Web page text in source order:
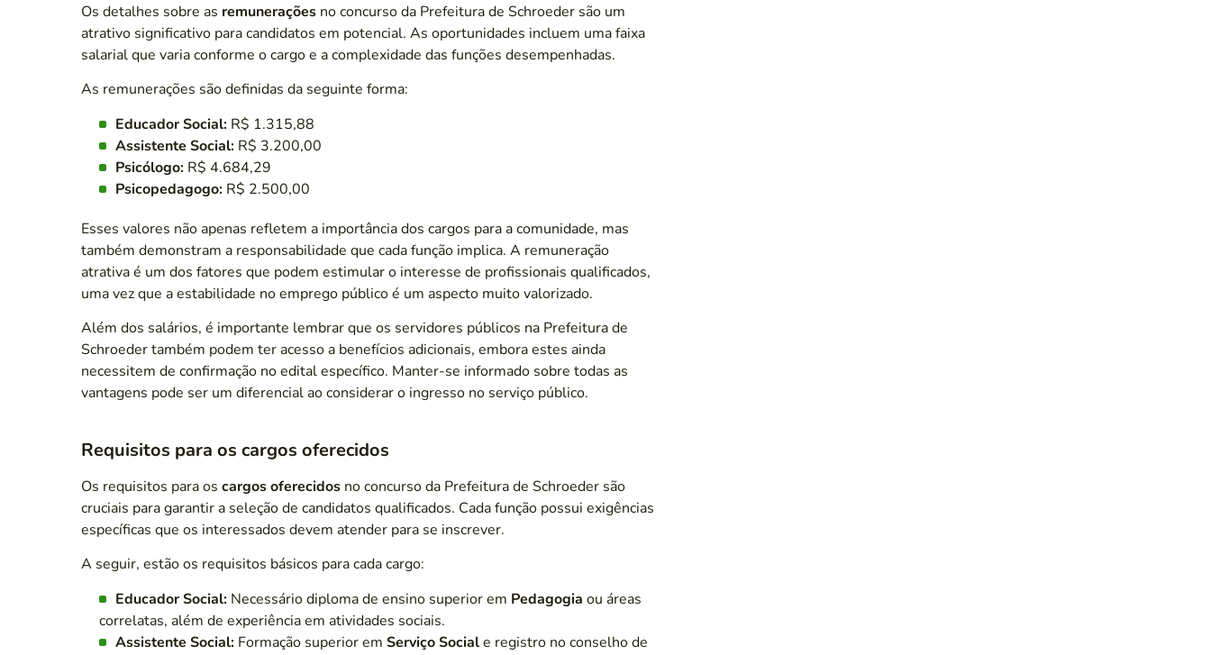
Os detalhes sobre as remunerações no concurso da Prefeitura de Schroeder são um
atrativo significativo para candidatos em potencial. As oportunidades incluem uma faixa
salarial que varia conforme o cargo e a complexidade das funções desempenhadas.
As remunerações são definidas da seguinte forma:
Educador Social: R$ 1.315,88
Assistente Social: R$ 3.200,00
Psicólogo: R$ 4.684,29
Psicopedagogo: R$ 2.500,00
Esses valores não apenas refletem a importância dos cargos para a comunidade, mas
também demonstram a responsabilidade que cada função implica. A remuneração
atrativa é um dos fatores que podem estimular o interesse de profissionais qualificados,
uma vez que a estabilidade no emprego público é um aspecto muito valorizado.
Além dos salários, é importante lembrar que os servidores públicos na Prefeitura de
Schroeder também podem ter acesso a benefícios adicionais, embora estes ainda
necessitem de confirmação no edital específico. Manter-se informado sobre todas as
vantagens pode ser um diferencial ao considerar o ingresso no serviço público.
Requisitos para os cargos oferecidos
Os requisitos para os cargos oferecidos no concurso da Prefeitura de Schroeder são
cruciais para garantir a seleção de candidatos qualificados. Cada função possui exigências
específicas que os interessados devem atender para se inscrever.
A seguir, estão os requisitos básicos para cada cargo:
Educador Social: Necessário diploma de ensino superior em Pedagogia ou áreas
correlatas, além de experiência em atividades sociais.
Assistente Social: Formação superior em Serviço Sociale registro no conselho de